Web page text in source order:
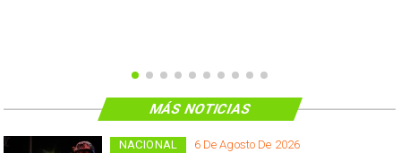
6 De Agosto De 2026
NACIONAL
MÁS NOTICIAS